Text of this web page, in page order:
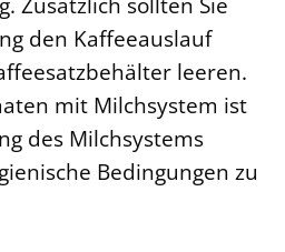
den Kaffeeauslauf
leeren.
mit Milchsystem ist
des Milchsystems
Bedingungen zu